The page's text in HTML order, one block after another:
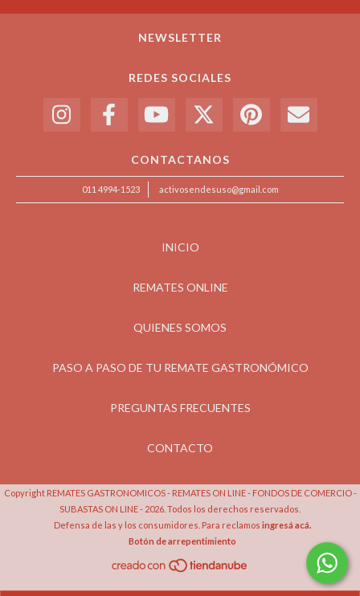
NEWSLETTER
REDES SOCIALES
CONTACTANOS
011 4994-1523 activosendesuso@gmail.com
INICIO
REMATES ONLINE
QUIENES SOMOS
PASO A PASO DE TU REMATE GASTRONÓMICO
PREGUNTAS FRECUENTES
CONTACTO
Copyright REMATES GASTRONOMICOS - REMATES ON LINE - FONDOS DE COMERCIO -
SUBASTAS ON LINE - 2026. Todos los derechos reservados.
Defensa de las y los consumidores. Para reclamos ingresá acá.
Botón de arrepentimiento